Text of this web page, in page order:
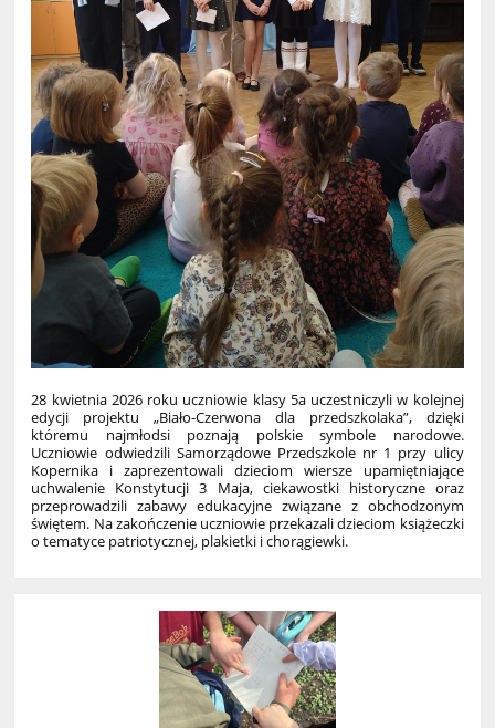
28 kwietnia 2026 roku uczniowie klasy 5a uczestniczyli w kolejnej
edycji projektu „Biało-Czerwona dla przedszkolaka”, dzięki
któremu najmłodsi poznają polskie symbole narodowe.
Uczniowie odwiedzili Samorządowe Przedszkole nr 1 przy ulicy
Kopernika i zaprezentowali dzieciom wiersze upamiętniające
uchwalenie Konstytucji 3 Maja, ciekawostki historyczne oraz
przeprowadzili zabawy edukacyjne związane z obchodzonym
świętem. Na zakończenie uczniowie przekazali dzieciom książeczki
o tematyce patriotycznej, plakietki i chorągiewki.